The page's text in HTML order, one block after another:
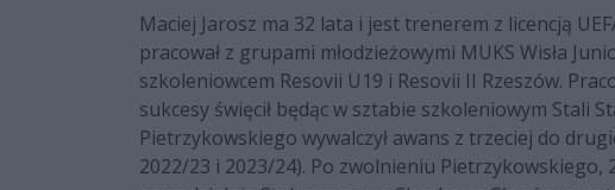
Maciej Jarosz ma 32 lata i jest trenerem z licencją
pracował z grupami młodzieżowymi MUKS Wisła
szkoleniowcem Resovii U19 i Resovii II Rzeszów.
sukcesy święcił będąc w sztabie szkoleniowym Stali
Pietrzykowskiego wywalczył awans z trzeciej do
2022/23 i 2023/24). Po zwolnieniu Pietrzykowskiego,